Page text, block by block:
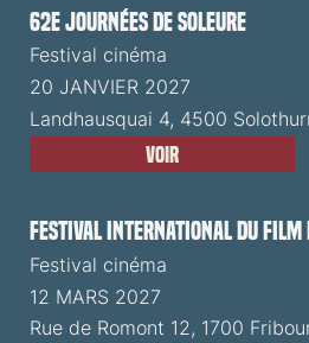
62e Journées de Soleure
Festival cinéma
20 JANVIER 2027
Landhausquai 4, 4500
Voir
Festival International du Film
Festival cinéma
12 MARS 2027
Rue de Romont 12, 1700